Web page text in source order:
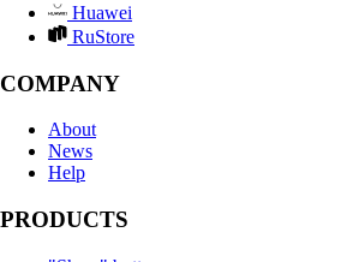
Huawei
RuStore
COMPANY
About
News
Help
PRODUCTS